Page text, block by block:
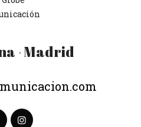
·Madrid